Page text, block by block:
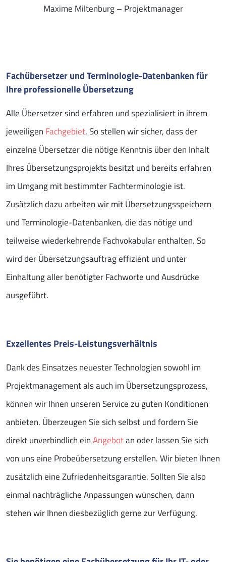
Maxime Miltenburg – Projektmanager
Fachübersetzer und Terminologie-Datenbanken für
Ihre professionelle Übersetzung
Alle Übersetzer sind erfahren und spezialisiert in ihrem
jeweiligen Fachgebiet. So stellen wir sicher, dass der
einzelne Übersetzer die nötige Kenntnis über den Inhalt
Ihres Übersetzungsprojekts besitzt und bereits erfahren
im Umgang mit bestimmter Fachterminologie ist.
Zusätzlich dazu arbeiten wir mit Übersetzungsspeichern
und Terminologie-Datenbanken, die das nötige und
teilweise wiederkehrende Fachvokabular enthalten. So
wird der Übersetzungsauftrag effizient und unter
Einhaltung aller benötigter Fachworte und Ausdrücke
ausgeführt.
Exzellentes Preis-Leistungsverhältnis
Dank des Einsatzes neuester Technologien sowohl im
Projektmanagement als auch im Übersetzungsprozess,
können wir Ihnen unseren Service zu guten Konditionen
anbieten. Überzeugen Sie sich selbst und fordern Sie
direkt unverbindlich einAngebotan oder lassen Sie sich
von uns eine Probeübersetzung erstellen. Wir bieten Ihnen
zusätzlich eine Zufriedenheitsgarantie. Sollten Sie also
einmal nachträgliche Anpassungen wünschen, dann
stehen wir Ihnen diesbezüglich gerne zur Verfügung.